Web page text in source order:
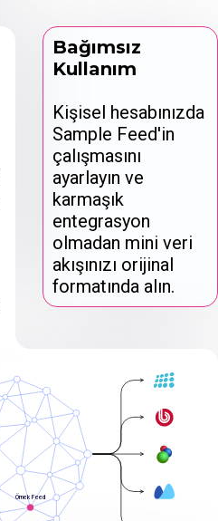
Bağımsız
Kullanım
Kişisel hesabınızda
Sample Feed'in
çalışmasını
ayarlayın ve
karmaşık
entegrasyon
olmadan mini veri
akışınızı orijinal
formatında alın.
Örnek Feed